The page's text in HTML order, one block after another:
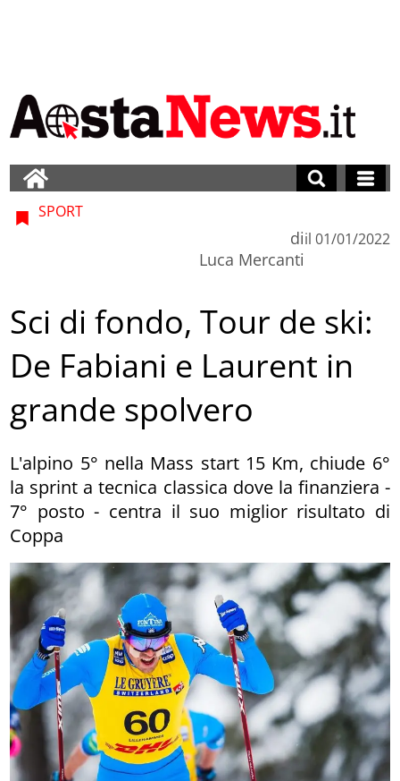
SPORT
di
Luca Mercanti
il 01/01/2022
Sci di fondo, Tour de ski:
De Fabiani e Laurent in
grande spolvero
L'alpino 5° nella Mass start 15 Km, chiude 6°
la sprint a tecnica classica dove la finanziera -
7° posto - centra il suo miglior risultato di
Coppa